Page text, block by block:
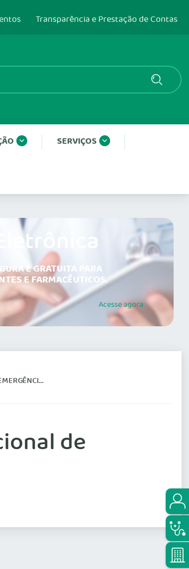
Transparência e Prestação de Contas
SERVIÇOS
E GRATUITA PARA
E FARMACÊUTICOS.
Acesseagora
CLÍNICAS
de